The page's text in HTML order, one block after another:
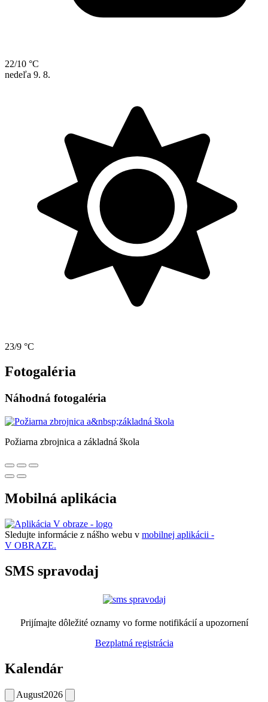
22/10 °C
nedeľa 9. 8.
23/9 °C
Fotogaléria
Náhodná fotogaléria
Požiarna zbrojnica a základná škola
Mobilná aplikácia
Sledujte informácie z nášho webu v mobilnej aplikácii -
V OBRAZE.
SMS spravodaj
Prijímajte dôležité oznamy vo forme notifikácií a upozornení
Bezplatná registrácia
Kalendár
August2026